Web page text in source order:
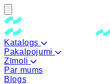
Katalogs
Pakalpojumi
Zīmoli
Par mums
Blogs